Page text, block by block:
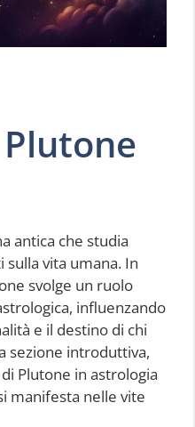
antica che studia
sulla vita umana. In
svolge un ruolo
influenzando
e il destino di chi
sezione introduttiva,
Plutone in astrologia
manifesta nelle vite